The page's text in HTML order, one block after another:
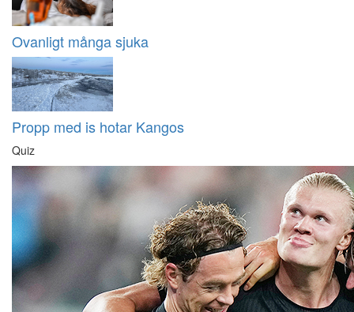
Ovanligt många sjuka
Propp med is hotar Kangos
Quiz